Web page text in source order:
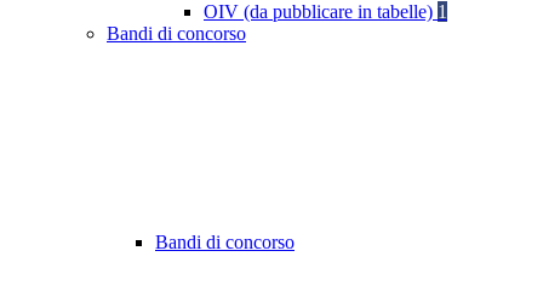
OIV (da pubblicare in tabelle) 1
Bandi di concorso
Bandi di concorso